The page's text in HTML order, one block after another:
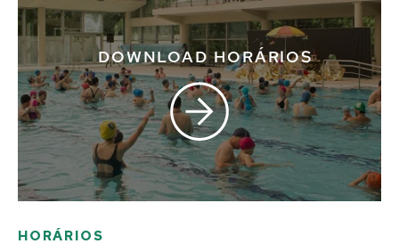
DOWNLOAD HORÁRIOS
HORÁRIOS